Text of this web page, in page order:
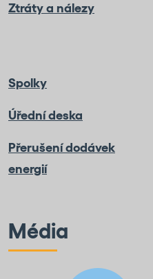
Ztráty a nálezy
Spolky
Úřední deska
Přerušení dodávek
energií
Média